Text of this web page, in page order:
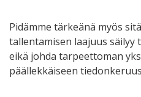
Pidämme tärkeänä myös
tallentamisen laajuus
eikä johda tarpeettoman
päällekkäiseen